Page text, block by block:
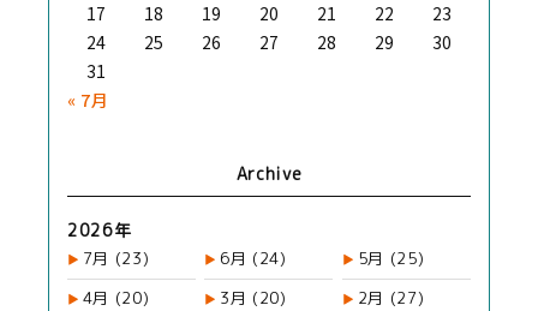
« 7月
17
18 19 20 21 22
23
24
25 26 27 28 29
30
31
Archive
2026年
7月 (23) 6月 (24) 5月 (25)
4月 (20) 3月 (20) 2月 (27)